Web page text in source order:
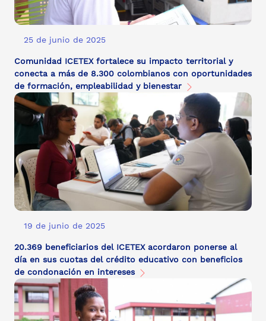
25 de junio de 2025
Comunidad ICETEX fortalece su impacto territorial y
conecta a más de 8.300 colombianos con oportunidades
de formación, empleabilidad y bienestar
19 de junio de 2025
20.369 beneficiarios del ICETEX acordaron ponerse al
día en sus cuotas del crédito educativo con beneficios
de condonación en intereses